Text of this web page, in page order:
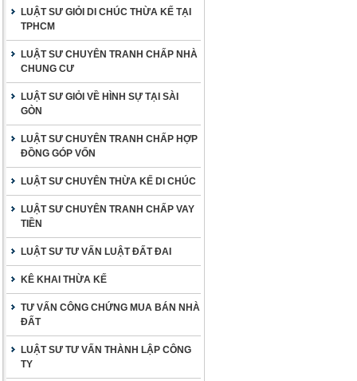
LUẬT SƯ GIỎI DI CHÚC THỪA KẾ TẠI
TPHCM
LUẬT SƯ CHUYÊN TRANH CHẤP NHÀ
CHUNG CƯ
LUẬT SƯ GIỎI VỀ HÌNH SỰ TẠI SÀI
GÒN
LUẬT SƯ CHUYÊN TRANH CHẤP HỢP
ĐỒNG GÓP VỐN
LUẬT SƯ CHUYÊN THỪA KẾ DI CHÚC
LUẬT SƯ CHUYÊN TRANH CHẤP VAY
TIỀN
LUẬT SƯ TƯ VẤN LUẬT ĐẤT ĐAI
KÊ KHAI THỪA KẾ
TƯ VẤN CÔNG CHỨNG MUA BÁN NHÀ
ĐẤT
LUẬT SƯ TƯ VẤN THÀNH LẬP CÔNG
TY